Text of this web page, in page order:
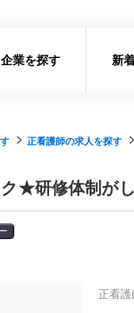
企業を探す 新
正看護師の求人を探す
ク★研修体制
正看護